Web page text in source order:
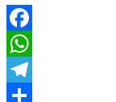
Facebook
WhatsApp
Telegram